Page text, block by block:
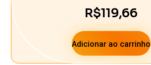
R$119,66
Adicionar ao carrinho